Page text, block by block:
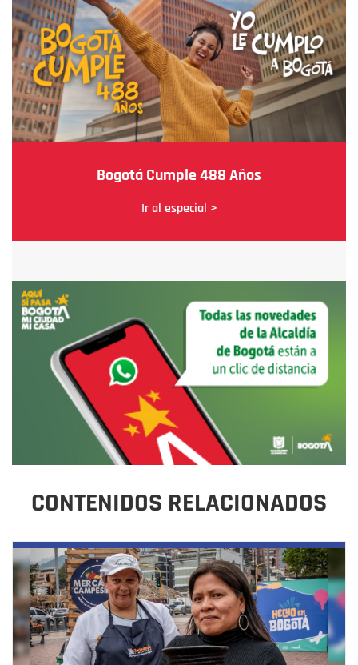
Bogotá Cumple 488 Años
Ir al especial >
CONTENIDOS RELACIONADOS